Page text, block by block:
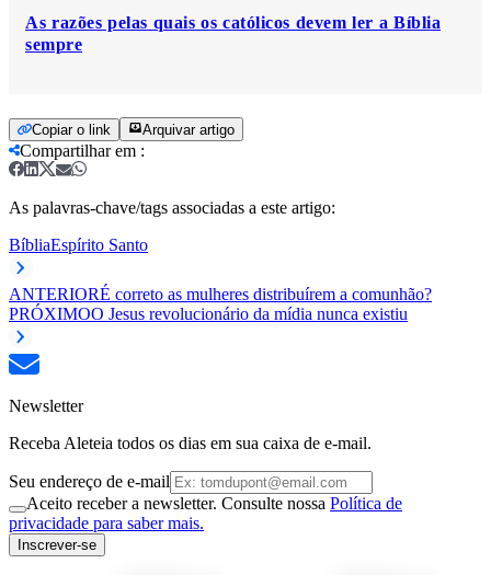
As razões pelas quais os católicos devem ler a Bíblia
sempre
Copiar o link Arquivar artigo
Compartilhar em :
As palavras-chave/tags associadas a este artigo:
BíbliaEspírito Santo
ANTERIORÉ correto as mulheres distribuírem a comunhão?
PRÓXIMOO Jesus revolucionário da mídia nunca existiu
Newsletter
Receba Aleteia todos os dias em sua caixa de e-mail.
Seu endereço de e-mail
Aceito receber a newsletter. Consulte nossa Política de
privacidade para saber mais.
Inscrever-se